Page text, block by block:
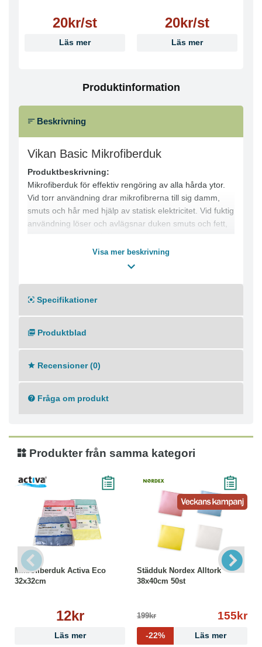
20kr/st
Läs mer
20kr/st
Läs mer
Produktinformation
Beskrivning
Vikan Basic Mikrofiberduk
Produktbeskrivning:
Mikrofiberduk för effektiv rengöring av alla hårda ytor.
Vid torr användning drar mikrofibrerna till sig damm,
smuts och hår med hjälp av statisk elektricitet. Vid fuktig
användning löser och avlägsnar duken smuts och fett,
Produktfördelar:
● Effektiv rengöring av hårda ytor
● Mikrofiber för hög rengöringseffekt
● Lämplig för daglig rengöring
● Skolor och utbildningsmiljöer
● Hotell och restauranger
Tekniska specifikationer:
Visa mer beskrivning
Specifikationer
Produktblad
Recensioner (0)
Fråga om produkt
Produkter från samma kategori
Mikrofiberduk Activa Eco
32x32cm
12kr
Läs mer
Städduk Nordex Alltork
38x40cm 50st
199kr 155kr
-22% Läs mer